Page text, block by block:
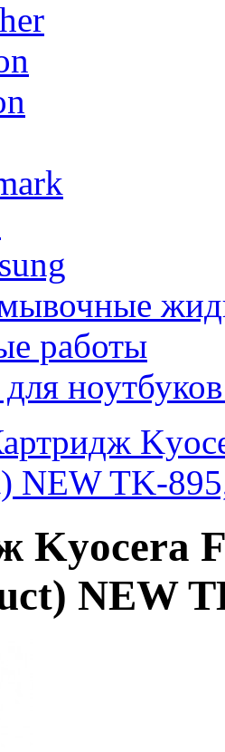
работы
для
NEW TK-
Kyocera
NEW